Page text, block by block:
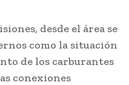
desde el área se
como la situación
de los carburantes
conexiones